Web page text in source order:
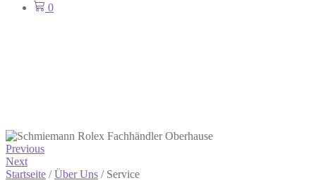
0
Previous
Next
Startseite /Über Uns / Service